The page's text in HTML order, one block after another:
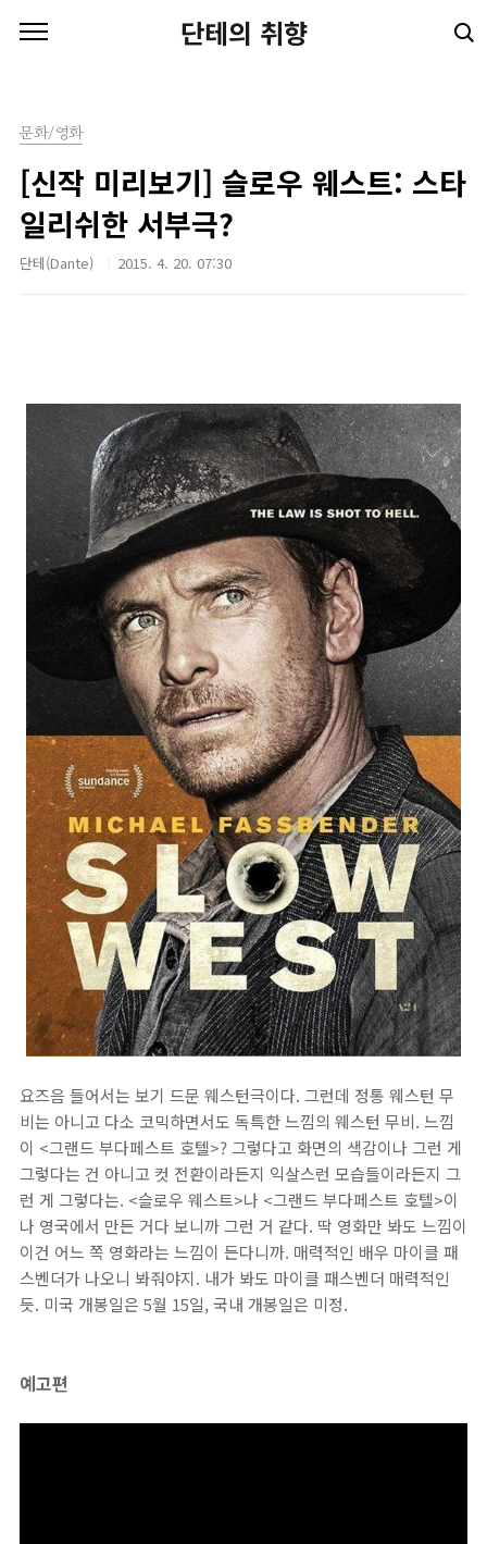
단테의 취향
문화/영화
[신작 미리보기] 슬로우 웨스트: 스타
일리쉬한 서부극?
단테(Dante) 2015. 4. 20. 07:30
요즈음 들어서는 보기 드문 웨스턴극이다. 그런데 정통 웨스턴 무
비는 아니고 다소 코믹하면서도 독특한 느낌의 웨스턴 무비. 느낌
이 <그랜드 부다페스트 호텔>? 그렇다고 화면의 색감이나 그런 게
그렇다는 건 아니고 컷 전환이라든지 익살스런 모습들이라든지 그
런 게 그렇다는. <슬로우 웨스트>나 <그랜드 부다페스트 호텔>이
나 영국에서 만든 거다 보니까 그런 거 같다. 딱 영화만 봐도 느낌이
이건 어느 쪽 영화라는 느낌이 든다니까. 매력적인 배우 마이클 패
스벤더가 나오니 봐줘야지. 내가 봐도 마이클 패스벤더 매력적인
듯. 미국 개봉일은 5월 15일, 국내 개봉일은 미정.
예고편